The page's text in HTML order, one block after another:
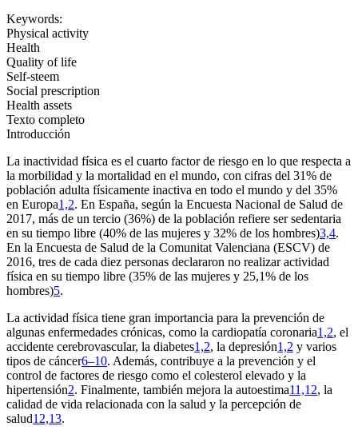
Keywords:
Physical activity
Health
Quality of life
Self-steem
Social prescription
Health assets
Texto completo
Introducción
La inactividad física es el cuarto factor de riesgo en lo que respecta a
la morbilidad y la mortalidad en el mundo, con cifras del 31% de
población adulta físicamente inactiva en todo el mundo y del 35%
en Europa1,2. En España, según la Encuesta Nacional de Salud de
2017, más de un tercio (36%) de la población refiere ser sedentaria
en su tiempo libre (40% de las mujeres y 32% de los hombres)3,4.
En la Encuesta de Salud de la Comunitat Valenciana (ESCV) de
2016, tres de cada diez personas declararon no realizar actividad
física en su tiempo libre (35% de las mujeres y 25,1% de los
hombres)5.
La actividad física tiene gran importancia para la prevención de
algunas enfermedades crónicas, como la cardiopatía coronaria1,2, el
accidente cerebrovascular, la diabetes1,2, la depresión1,2 y varios
tipos de cáncer6–10. Además, contribuye a la prevención y el
control de factores de riesgo como el colesterol elevado y la
hipertensión2. Finalmente, también mejora la autoestima11,12, la
calidad de vida relacionada con la salud y la percepción de
salud12,13.